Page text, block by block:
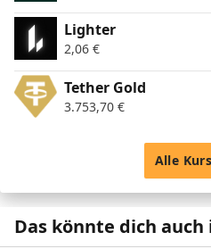
Lighter
2,06 €
Tether Gold
3.753,70 €
Alle
Das könnte dich